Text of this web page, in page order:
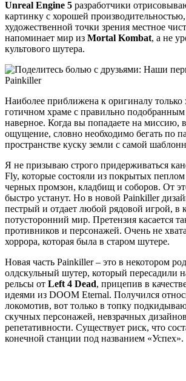
Unreal Engine 5 разработчики
картинку с хорошей
художественной точки зрения местное
напоминает мир из Mortal Kombat, а не
культового шутера.
Наиболее приближена к оригиналу только
готичном храме с правильно
наверное. Когда вы попадаете на миссию,
ощущение, словно необходимо бегать по
пространстве куску земли с самой
Я не призываю строго придерживаться
Fly, которые состояли из покрытых
черных промзон, кладбищ и соборов. От
быстро устанут. Но в новой Painkiller
пестрый и отдает любой рядовой игрой, в
потусторонний мир. Претензия касается
противников и персонажей. Очень не
хоррора, которая была в старом шутере.
Новая часть Painkiller – это в некотором
олдскульный шутер, который пересадили
рельсы от Left 4 Dead, прицепив в
идеями из DOOM Eternal. Получился
локомотив, вот только в топку
скучных персонажей, невзрачных
репетативности. Существует риск, что
конечной станции под названием «Успех».